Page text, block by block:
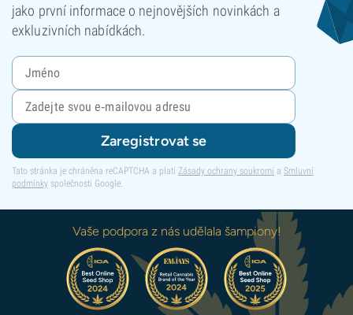
jako první informace o nejnovějších novinkách a
exkluzivních nabídkách.
Zaregistrovat se
Tato stránka je chráněna reCAPTCHA a platí Zásady ochrany soukromí a Smluvní
podmínky společnosti Google.
Vaše podpora z nás udělala šampiony!